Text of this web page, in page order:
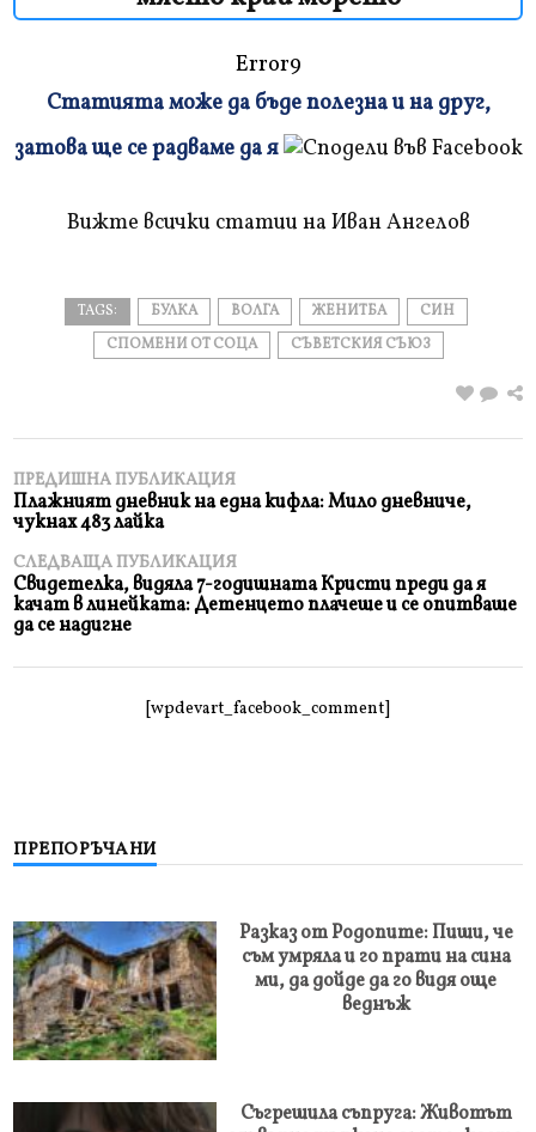
Error9
и
Статията може да бъде полезна и на друг,
затова ще се радваме да я
Вижте всички статии на Иван Ангелов
TAGS: БУЛКА ВОЛГА ЖЕНИТБА
СИН
СПОМЕНИ ОТ СОЦА
СЪВЕТСКИЯ СЪЮЗ
ПРЕДИШНА ПУБЛИКАЦИЯ
Плажният дневник на една кифла: Мило дневниче,
чукнах 483 лайка
СЛЕДВАЩА ПУБЛИКАЦИЯ
Свидетелка, видяла 7-годишната Кристи преди да я
качат в линейката: Детенцето плачеше и се опитваше
да се надигне
[wpdevart_facebook_comment]
ПРЕПОРЪЧАНИ
Разказ от Родопите: Пиши, че
съм умряла и го прати на сина
ми, да дойде да го видя още
веднъж
Съгрешила съпруга: Животът